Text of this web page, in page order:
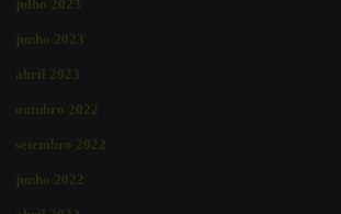
julho 2023
junho 2023
abril 2023
outubro 2022
setembro 2022
junho 2022